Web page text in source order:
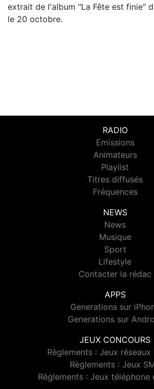
extrait de l'album "La Fête est finie"
le 20 octobre.
RADIO
Emissions
Animateurs
Playlist
Titres diffusés
Fréquences
NEWS
News
Musique
Sport
Lifestyle
Contacter la rédac
APPS
Generations sur
Generations sur
JEUX CONCOURS
Règlements : Jeux réseaux
Règlements : Jeux
Règlements : Jeux téléphone